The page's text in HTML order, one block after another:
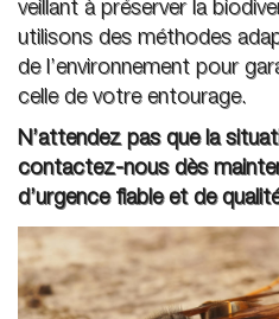
veillant à préserver la
utilisons des méthodes
de l’environnement pour
celle de votre entourage.
N’attendez pas que la
contactez-nous dès
d’urgence fiable et de